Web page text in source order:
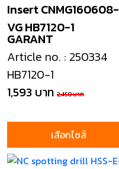
GARANT
Insert CNMG160608-
VG HB7120-1
Article no. : 250334
HB7120-1
1,593 บาท 2,450 บาท
เลือกไซส์